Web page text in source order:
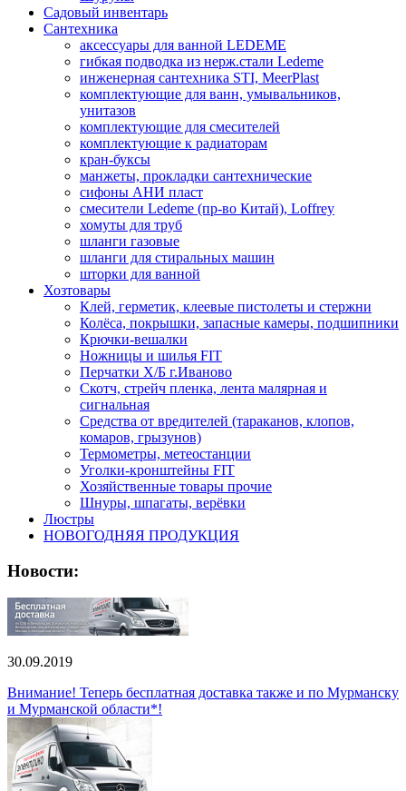
Садовый инвентарь
Сантехника
аксессуары для ванной LEDEME
гибкая подводка из нерж.стали Ledeme
инженерная сантехника STI, MeerPlast
комплектующие для ванн, умывальников,
унитазов
комплектующие для смесителей
комплектующие к радиаторам
кран-буксы
манжеты, прокладки сантехнические
сифоны АНИ пласт
смесители Ledeme (пр-во Китай), Loffrey
хомуты для труб
шланги газовые
шланги для стиральных машин
шторки для ванной
Хозтовары
Клей, герметик, клеевые пистолеты и стержни
Колёса, покрышки, запасные камеры, подшипники
Крючки-вешалки
Ножницы и шилья FIT
Перчатки Х/Б г.Иваново
Скотч, стрейч пленка, лента малярная и
сигнальная
Средства от вредителей (тараканов, клопов,
комаров, грызунов)
Термометры, метеостанции
Уголки-кронштейны FIT
Хозяйственные товары прочие
Шнуры, шпагаты, верёвки
Люстры
НОВОГОДНЯЯ ПРОДУКЦИЯ
Новости:
30.09.2019
Внимание! Теперь бесплатная доставка также и по Мурманску
и Мурманской области*!